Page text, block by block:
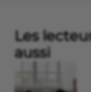
Les
aussi